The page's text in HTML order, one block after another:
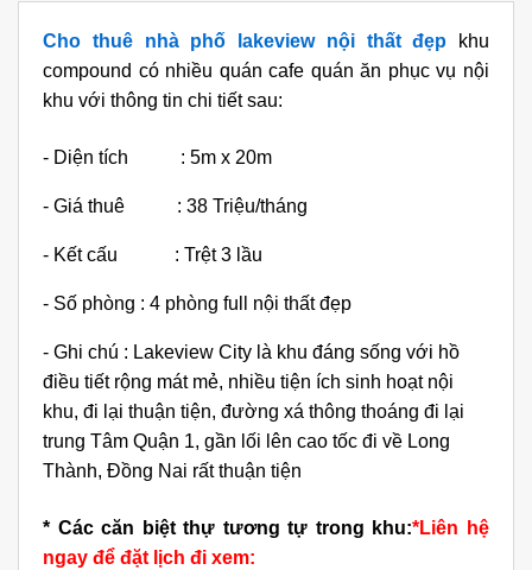
Cho thuê nhà phố lakeview nội thấtđẹp khu
compound có nhiều quán cafe quán ăn phục vụ nội
khu với thông tin chi tiết sau:
- Diện tích : 5m x 20m
- Giá thuê : 38 Triệu/tháng
- Kết cấu : Trệt 3 lầu
- Số phòng : 4 phòng full nội thất đẹp
- Ghi chú : Lakeview City là khu đáng sống với hồ
điều tiết rộng mát mẻ, nhiều tiện ích sinh hoạt nội
khu, đi lại thuận tiện, đường xá thông thoáng đi lại
trung Tâm Quận 1, gần lối lên cao tốc đi về Long
Thành, Đồng Nai rất thuận tiện
* Các căn biệt thự tương tự trong khu:*Liên hệ
ngay để đặt lịch đi xem: